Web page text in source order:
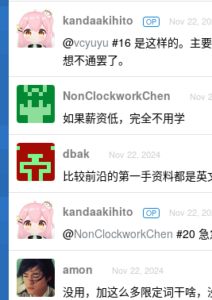
kandaakihito OP Nov 22,
@vcyuyu #16 是这样的。主
想不通罢了。
NonClockworkChen Nov
如果薪资低，完全不用学
dbak Nov 22, 2024
比较前沿的第一手资料都是
kandaakihito OP Nov 22,
@NonClockworkChen #20
amon Nov 22, 2024
没用，加这么多限定词干啥，